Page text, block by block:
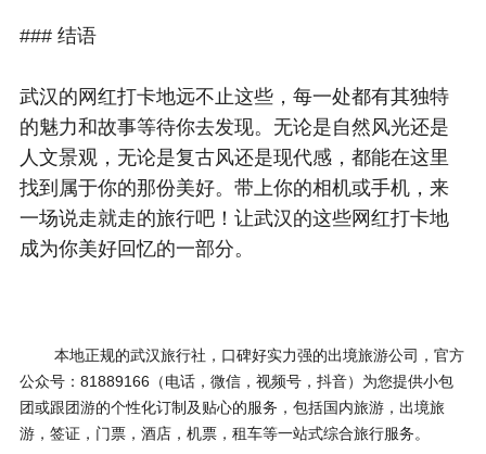
### 结语
武汉的网红打卡地远不止这些，每一处都有其独特
的魅力和故事等待你去发现。无论是自然风光还是
人文景观，无论是复古风还是现代感，都能在这里
找到属于你的那份美好。带上你的相机或手机，来
一场说走就走的旅行吧！让武汉的这些网红打卡地
成为你美好回忆的一部分。
本地正规的武汉旅行社，口碑好实力强的出境旅游公司，官方
公众号：81889166（电话，微信，视频号，抖音）为您提供小包
团或跟团游的个性化订制及贴心的服务，包括国内旅游，出境旅
游，签证，门票，酒店，机票，租车等一站式综合旅行服务。